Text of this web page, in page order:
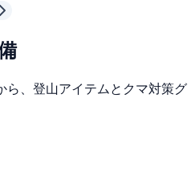
、登山アイテムとクマ対策グ